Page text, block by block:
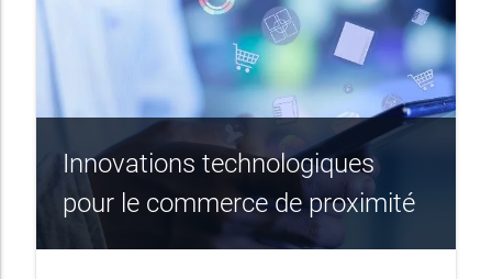
Innovations technologiques
pour le commerce de proximité